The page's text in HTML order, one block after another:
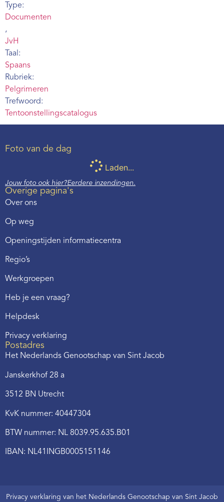
Type:
Documenten
,
JvH
Taal:
Spaans
Rubriek:
Pelgrimeren
Trefwoord:
Tentoonstellingscatalogus
Foto van de dag
Laden...
Jouw foto ook hier?Eerdere inzendingen.
Overige pagina's
Over ons
Op weg
Openingstijden informatiecentra
Regio’s
Werkgroepen
Heb je een vraag?
Helpdesk
Privacy verklaring
Postadres
Het Nederlands Genootschap van Sint Jacob
Janskerkhof 28 a
3512 BN Utrecht
KvK nummer: 40447304
BTW nummer: NL 8039.95.635.B01
IBAN: NL41INGB0005151146
Privacy verklaring van het Nederlands Genootschap van Sint Jacob